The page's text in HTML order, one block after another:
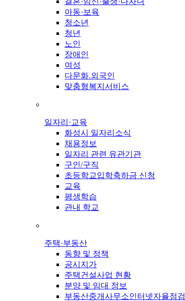
아동·보육
청소년
청년
노인
장애인
여성
다문화.외국인
맞춤형복지서비스
일자리·교육
화성시 일자리소식
채용정보
일자리 관련 유관기관
구인/구직
초등학교입학축하금 신청
교육
평생학습
관내 학교
주택·부동산
동향 및 정책
공시지가
주택건설사업 현황
분양 및 임대 정보
부동산중개사무소인터넷자율점검